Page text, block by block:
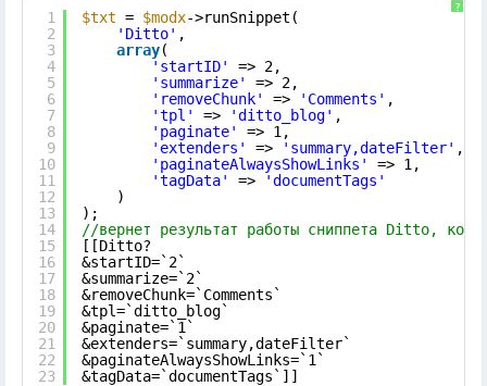
?
1
2
3
4
5
6
7
8
9
10
11
12
13
14
15
16
17
18
19
20
21
22
23
$txt = $modx->runSnippet(
'Ditto' ,
array(
'startID'
=> 2,
'summarize'
=> 2,
'removeChunk'
=> 'Comments' ,
'tpl'
=> 'ditto_blog' ,
'paginate'
=> 1,
'extenders'
=> 'summary,dateFilter' ,
'paginateAlwaysShowLinks'
=> 1,
'tagData'
=>
'documentTags'
)
);
//вернет результат работы сниппета Ditto,
[[Ditto?
&startID=`2`
&summarize=`2`
&removeChunk=`Comments`
&tpl=`ditto_blog`
&paginate=`1`
&extenders=`summary,dateFilter`
&paginateAlwaysShowLinks=`1`
&tagData=`documentTags`]]